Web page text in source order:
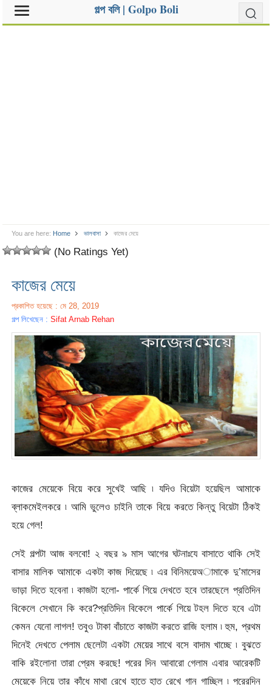
গল্প বলি | Golpo Boli
You are here: Home ভালবাসা কাজের মেয়ে
(No Ratings Yet)
কাজের মেয়ে
প্রকাশিত হয়েছে : মে 28, 2019
গল্প লিখেছেন :Sifat Arnab Rehan
কাজের মেয়েকে বিয়ে করে সুখেই আছি ৷ যদিও বিয়েটা হয়েছিল আমাকে
ব্লাকমেইলকরে ৷ আমি ভুলেও চাইনি তাকে বিয়ে করতে কিন্তু বিয়েটা ঠিকই
হয়ে গেল!
সেই গল্পটা আজ বলবো! ২ বছর ৯ মাস আগের ঘটনাঃযে বাসাতে থাকি সেই
বাসার মালিক আমাকে একটা কাজ দিয়েছে ৷ এর বিনিময়েঅামাকে দু’মাসের
ভাড়া দিতে হবেনা ৷ কাজটা হলো- পার্কে গিয়ে দেখতে হবে তারছেলে প্রতিদিন
বিকেলে সেখানে কি করে?প্রতিদিন বিকেলে পার্কে গিয়ে টহল দিতে হবে এটা
কেমন যেনো লাগল! তবুও টাকা বাঁচাতে কাজটা করতে রাজি হলাম ৷ হুম, প্রথম
দিনেই দেখতে পেলাম ছেলেটা একটা মেয়ের সাথে বসে বাদাম খাচ্ছে ৷ বুঝতে
বাকি রইলোনা তারা প্রেম করছে! পরের দিন আবারো গেলাম এবার আরেকটি
মেয়েকে নিয়ে তার কাঁধে মাথা রেখে হাতে হাত রেখে গান গাচ্ছিল ৷ পরেরদিন